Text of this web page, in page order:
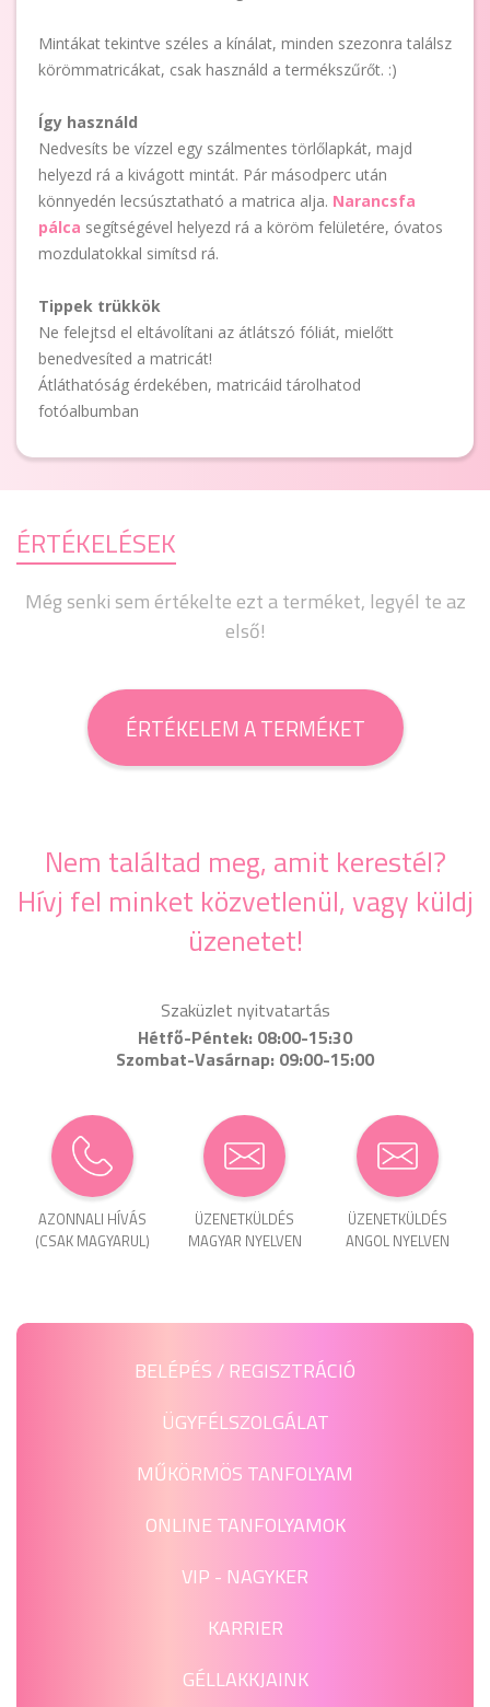
Mintákat tekintve széles a kínálat, minden szezonra találsz
körömmatricákat, csak használd a termékszűrőt. :)
Így használd
Nedvesíts be vízzel egy szálmentes törlőlapkát, majd
helyezd rá a kivágott mintát. Pár másodperc után
könnyedén lecsúsztatható a matrica alja. Narancsfa
pálca segítségével helyezd rá a köröm felületére, óvatos
mozdulatokkal simítsd rá.
Tippek trükkök
Ne felejtsd el eltávolítani az átlátszó fóliát, mielőtt
benedvesíted a matricát!
Átláthatóság érdekében, matricáid tárolhatod
fotóalbumban
ÉRTÉKELÉSEK
Még senki sem értékelte ezt a terméket, legyél te az
első!
ÉRTÉKELEM A TERMÉKET
Nem találtad meg, amit kerestél?
Hívj fel minket közvetlenül, vagy küldj
üzenetet!
Szaküzlet nyitvatartás
Hétfő-Péntek: 08:00-15:30
Szombat-Vasárnap: 09:00-15:00
AZONNALI HÍVÁS
(CSAK MAGYARUL)
ÜZENET­KÜLDÉS
MAGYAR NYELVEN
ÜZENET­KÜLDÉS
ANGOL NYELVEN
BELÉPÉS / REGISZTRÁCIÓ
ÜGYFÉLSZOLGÁLAT
MŰKÖRMÖS TANFOLYAM
ONLINE TANFOLYAMOK
VIP - NAGYKER
KARRIER
GÉLLAKKJAINK